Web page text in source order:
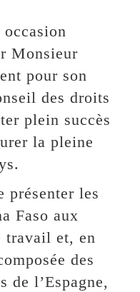
Monsieur
pour son
des droits
plein succès
la pleine
présenter les
Faso aux
travail et, en
des
de l’Espagne,